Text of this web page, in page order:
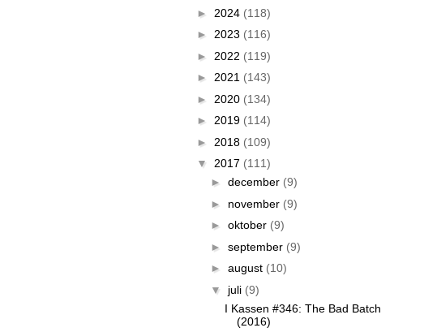
► 2024 (118)
► 2023 (116)
► 2022 (119)
► 2021 (143)
► 2020 (134)
► 2019 (114)
► 2018 (109)
▼ 2017 (111)
► december (9)
► november (9)
► oktober (9)
► september (9)
► august (10)
▼ juli (9)
I Kassen #346: The Bad Batch
(2016)